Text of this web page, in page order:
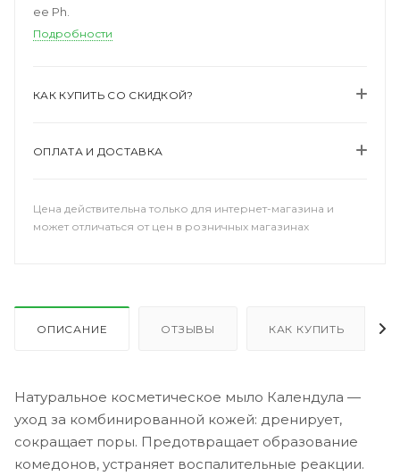
ее Ph.
Подробности
КАК КУПИТЬ СО СКИДКОЙ?
ОПЛАТА И ДОСТАВКА
Цена действительна только для интернет-магазина и
может отличаться от цен в розничных магазинах
ОПИСАНИЕ ОТЗЫВЫ КАК КУПИТЬ
Натуральное косметическое мыло Календула —
уход за комбинированной кожей: дренирует,
сокращает поры. Предотвращает образование
комедонов, устраняет воспалительные реакции.